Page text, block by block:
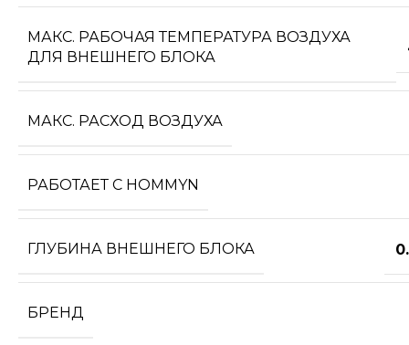
МАКС. РАБОЧАЯ ТЕМПЕРАТУРА ВОЗДУХА
ДЛЯ ВНЕШНЕГО БЛОКА
МАКС. РАСХОД ВОЗДУХА
РАБОТАЕТ С HOMMYN
ГЛУБИНА ВНЕШНЕГО БЛОКА
БРЕНД